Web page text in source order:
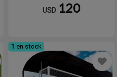
USD 120
1 en stock